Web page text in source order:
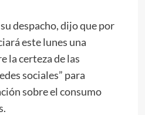
despacho, dijo que por
este lunes una
la certeza de las
sociales” para
sobre el consumo